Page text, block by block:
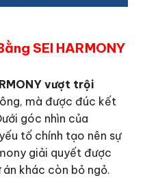
SEI HARMONY
vượt trội
mà được đúc kết
góc nhìn của
tố chính tạo nên sự
giải quyết được
khác còn bỏ ngỏ.